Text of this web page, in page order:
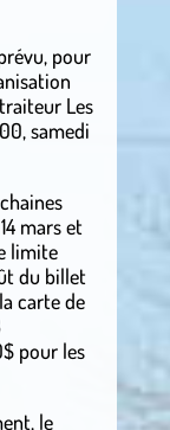
pour
Les
samedi
mars et
limite
du billet
carte de
pour les
le